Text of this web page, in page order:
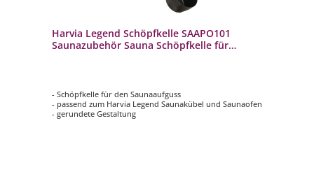
Harvia Legend Schöpfkelle SAAPO101
Saunazubehör Sauna Schöpfkelle für
- Schöpfkelle für den Saunaaufguss
- passend zum Harvia Legend Saunakübel und Saunaofen
- gerundete Gestaltung